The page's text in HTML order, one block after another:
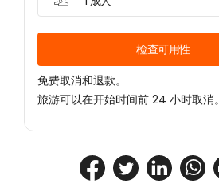
检查可用性
免费取消和退款。
旅游可以在开始时间前 24 小时取消。